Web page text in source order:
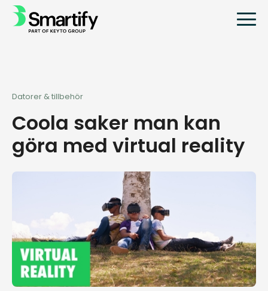
Datorer & tillbehör
Coola saker man kan
göra med virtual reality